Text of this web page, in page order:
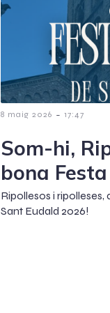
8 maig 2026 - 17:47
Som-hi,
bona
Ripollesos i
Sant Eudald 2026!